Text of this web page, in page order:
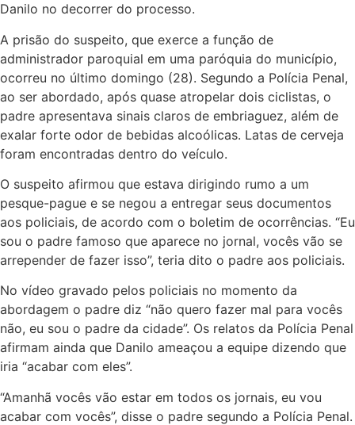
Danilo no decorrer do processo.
A prisão do suspeito, que exerce a função de
administrador paroquial em uma paróquia do município,
ocorreu no último domingo (28). Segundo a Polícia Penal,
ao ser abordado, após quase atropelar dois ciclistas, o
padre apresentava sinais claros de embriaguez, além de
exalar forte odor de bebidas alcoólicas. Latas de cerveja
foram encontradas dentro do veículo.
O suspeito afirmou que estava dirigindo rumo a um
pesque-pague e se negou a entregar seus documentos
aos policiais, de acordo com o boletim de ocorrências. “Eu
sou o padre famoso que aparece no jornal, vocês vão se
arrepender de fazer isso”, teria dito o padre aos policiais.
No vídeo gravado pelos policiais no momento da
abordagem o padre diz “não quero fazer mal para vocês
não, eu sou o padre da cidade”. Os relatos da Polícia Penal
afirmam ainda que Danilo ameaçou a equipe dizendo que
iria “acabar com eles”.
“Amanhã vocês vão estar em todos os jornais, eu vou
acabar com vocês”, disse o padre segundo a Polícia Penal.